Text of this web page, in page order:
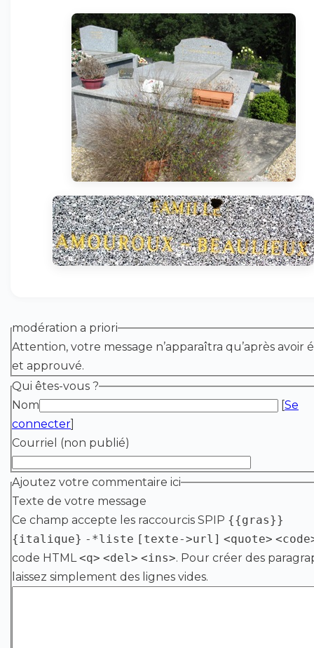
modération a priori
Attention, votre message n’apparaîtra qu’après avoir
et approuvé.
Qui êtes-vous ?
Nom
Se
connecter
Courriel (non publié)
Ajoutez votre commentaire ici
Texte de votre message
Ce champ accepte les raccourcis SPIP {{gras}}
{italique} -*liste [texte->url] <quote>
code HTML<q> <del> <ins>. Pour créer des
laissez simplement des lignes vides.